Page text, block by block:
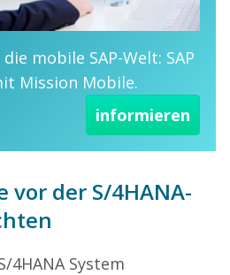
mobile SAP-Welt: SAP
Mission Mobile.
informieren
vor der S/4HANA-
4HANA System